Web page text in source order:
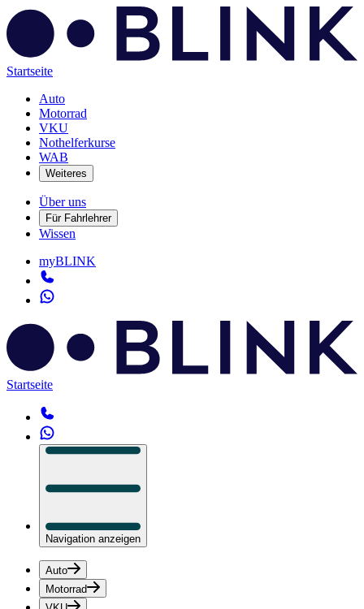
Startseite
Auto
Motorrad
VKU
Nothelferkurse
WAB
Weiteres
Über uns
Für Fahrlehrer
Wissen
myBLINK
Startseite
Navigation anzeigen
Auto
Motorrad